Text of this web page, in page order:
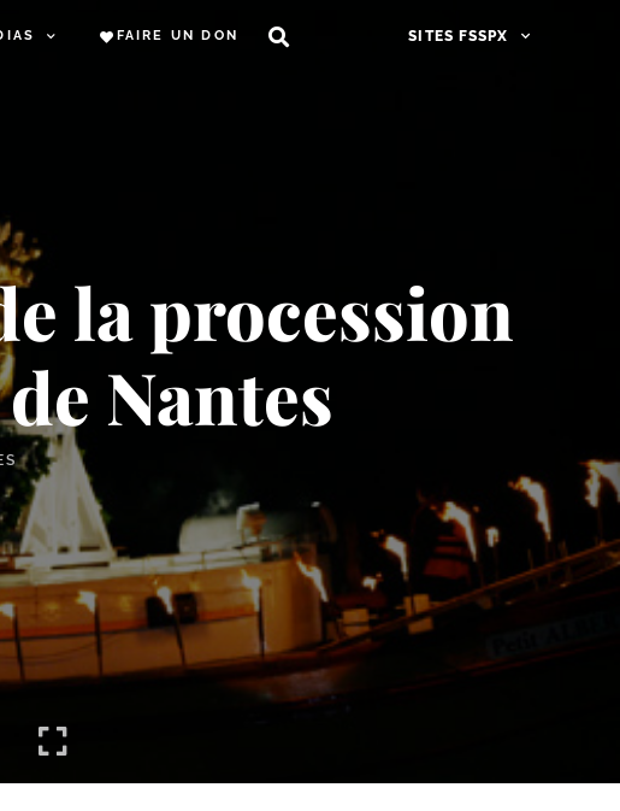
FAIRE UN DON SITES FSSPX
la procession
Nantes